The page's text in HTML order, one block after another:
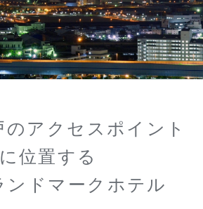
のアクセスポイント
に位置する
ンドマークホテル